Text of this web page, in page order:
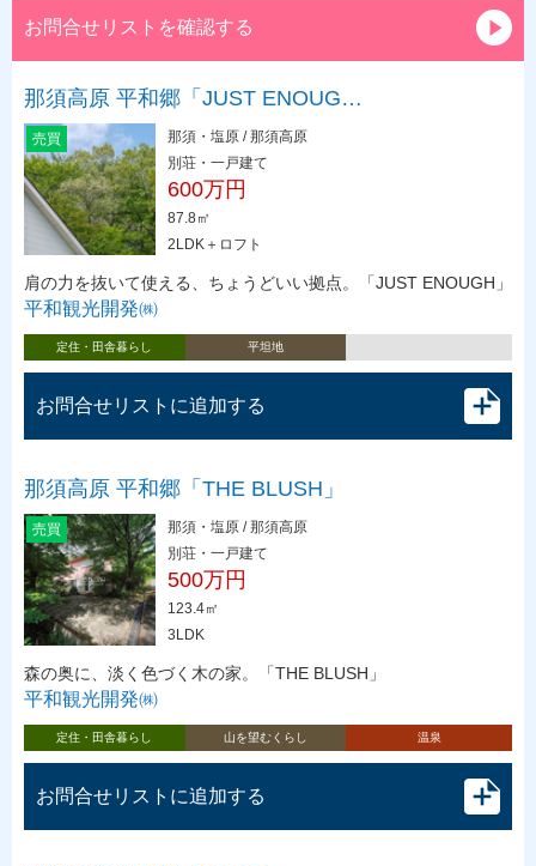
お問合せリストを確認する
那須高原 平和郷「JUST ENOUG…
売買
那須・塩原 / 那須高原
別荘・一戸建て
600万円
87.8㎡
2LDK＋ロフト
肩の力を抜いて使える、ちょうどいい拠点。「JUST ENOUGH」
平和観光開発㈱
定住・田舎暮らし 平坦地
お問合せリストに追加する
那須高原 平和郷「THE BLUSH」
売買
那須・塩原 / 那須高原
別荘・一戸建て
500万円
123.4㎡
3LDK
森の奥に、淡く色づく木の家。「THE BLUSH」
平和観光開発㈱
定住・田舎暮らし 山を望むくらし 温泉
お問合せリストに追加する